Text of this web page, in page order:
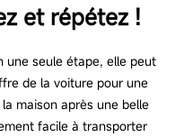
et répétez !
une seule étape, elle peut
de la voiture pour une
maison après une belle
facile à transporter